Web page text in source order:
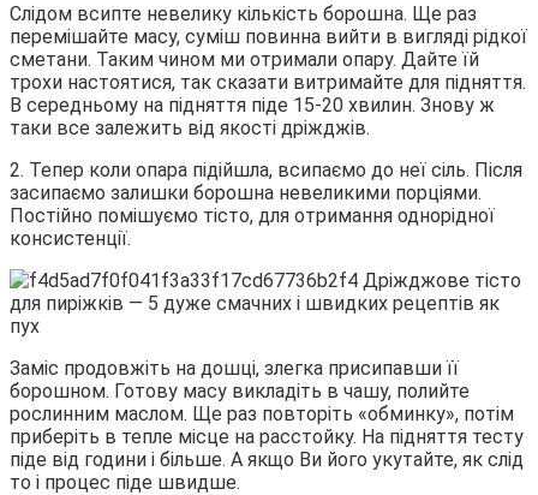
Слідом всипте невелику кількість борошна. Ще раз
перемішайте масу, суміш повинна вийти в вигляді рідкої
сметани. Таким чином ми отримали опару. Дайте їй
трохи настоятися, так сказати витримайте для підняття.
В середньому на підняття піде 15-20 хвилин. Знову ж
таки все залежить від якості дріжджів.
2. Тепер коли опара підійшла, всипаємо до неї сіль. Після
засипаємо залишки борошна невеликими порціями.
Постійно помішуємо тісто, для отримання однорідної
консистенції.
Заміс продовжіть на дошці, злегка присипавши її
борошном. Готову масу викладіть в чашу, полийте
рослинним маслом. Ще раз повторіть «обминку», потім
приберіть в тепле місце на расстойку. На підняття тесту
піде від години і більше. А якщо Ви його укутайте, як слід
то і процес піде швидше.